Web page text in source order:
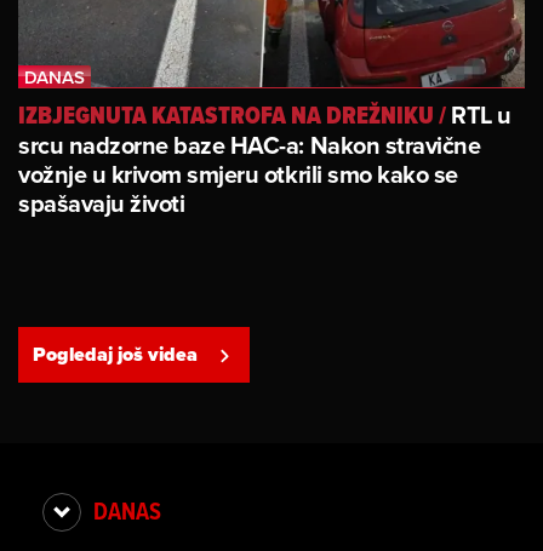
IZBJEGNUTA KATASTROFA NA DREŽNIKU/RTL u
srcu nadzorne baze HAC-a: Nakon stravične
vožnje u krivom smjeru otkrili smo kako se
spašavaju životi
Pogledaj još videa
DANAS